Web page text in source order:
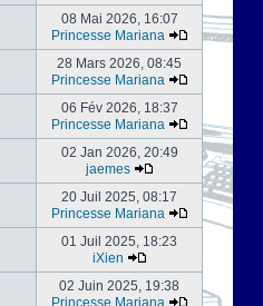
08 Mai 2026, 16:07
Princesse Mariana
28 Mars 2026, 08:45
Princesse Mariana
06 Fév 2026, 18:37
Princesse Mariana
02 Jan 2026, 20:49
jaemes
20 Juil 2025, 08:17
Princesse Mariana
01 Juil 2025, 18:23
iXien
02 Juin 2025, 19:38
Princesse Mariana